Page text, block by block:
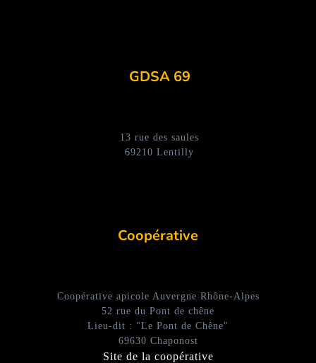
GDSA 69
13 rue des saules
69210 Lentilly
Coopérative
Coopérative apicole Auvergne Rhône-Alpes
52 rue du Pont de chêne
Lieu-dit : "Le Pont de Chêne"
69630 Chaponost
Site de la coopérative